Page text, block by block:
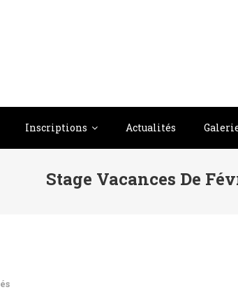
Inscriptions Actualités
Stage Vacances De